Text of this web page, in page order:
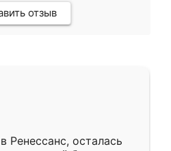
отзыв
Ренессанс, осталась